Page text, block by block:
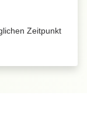
Zeitpunkt